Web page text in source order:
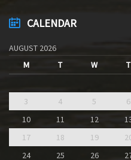
CALENDAR
AUGUST 2026
M
T W T
3
4 5 6
10
11 12
17
18 19
24
25 26